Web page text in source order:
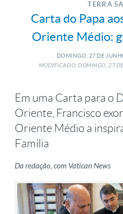
TERRA
Carta do Papa
Oriente Médio:
DOMINGO, 27 DE
MODIFICADO: DOMINGO, 27
Em uma Carta para o
Oriente, Francisco
Oriente Médio a
Família
Da redação, com Vatican News